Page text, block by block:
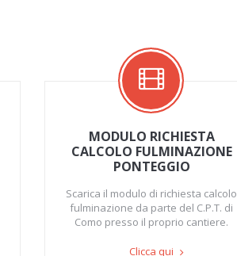
MODULO RICHIESTA
CALCOLO FULMINAZIONE
PONTEGGIO
Scarica il modulo di richiesta calcolo
fulminazione da parte del C.P.T. di
Como presso il proprio cantiere.
Clicca qui